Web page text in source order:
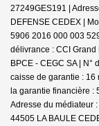
27249GES191 |
DEFENSE CEDEX |
5906 2016 000 003
délivrance : CCI
BPCE - CEGC SA | N°
caisse de garantie : 16
la garantie financière :
Adresse du médiateur
44505 LA BAULE